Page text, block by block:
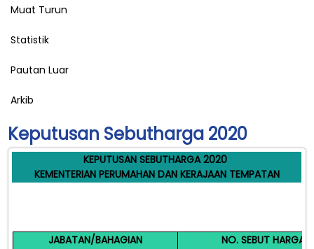
Muat Turun
Statistik
Pautan Luar
Arkib
Keputusan Sebutharga 2020
KEPUTUSAN SEBUTHARGA 2020
KEMENTERIAN PERUMAHAN DAN KERAJAAN TEMPATAN
JABATAN/BAHAGIAN NO. SEBUT HARGA